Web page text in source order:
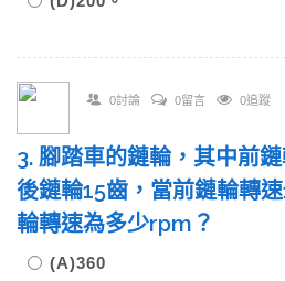
0討論 0留言 0追蹤
3. 腳踏車的鏈輪，其中前鏈
後鏈輪15齒，當前鏈輪轉
輪轉速為多少rpm？
(A)360